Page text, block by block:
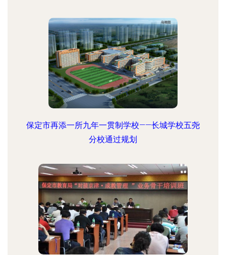
保定市再添一所九年一贯制学校——长城学校五尧
分校通过规划